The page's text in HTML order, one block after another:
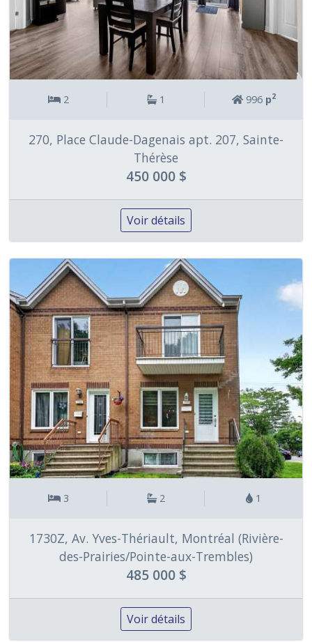
2 1 996p2
270, Place Claude-Dagenais apt. 207, Sainte-
Thérèse
450 000 $
Voir détails
3 2 1
1730Z, Av. Yves-Thériault, Montréal (Rivière-
des-Prairies/Pointe-aux-Trembles)
485 000 $
Voir détails